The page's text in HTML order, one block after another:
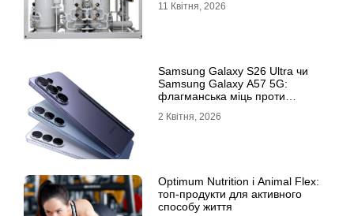
11 Квітня, 2026
Samsung Galaxy S26 Ultra чи
Samsung Galaxy A57 5G:
флагманська міць проти
2 Квітня, 2026
Optimum Nutrition і Animal Flex:
топ-продукти для активного
способу життя